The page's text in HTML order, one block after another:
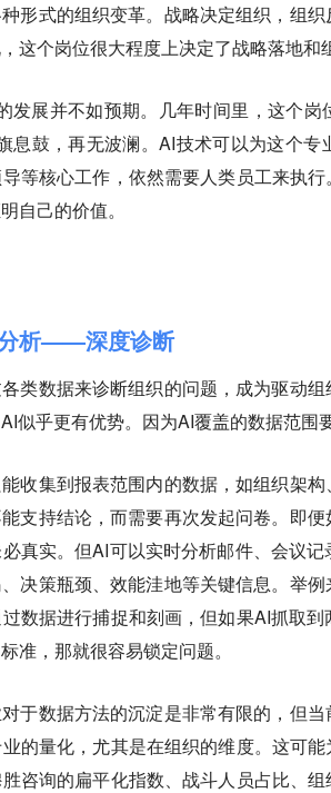
形式的组织变革。战略决定组织，组
这个岗位很大程度上决定了战略落地和
发展并不如预期。几年时间里，这个
息鼓，再无波澜。AI技术可以为这个专
等核心工作，依然需要人类员工来执
自己的价值。
析——深度诊断
类数据来诊断组织的问题，成为驱动
似乎更有优势。因为AI覆盖的数据范围
收集到报表范围内的数据，如组织架
支持结论，而需要再次发起问卷。即
真实。但AI可以实时分析邮件、会议
决策瓶颈、效能洼地等关键信息。举
数据进行捕捉和刻画，但如果AI抓取
准，那就很容易锁定问题。
于数据方法的沉淀是非常有限的，但
的量化，尤其是在组织的维度。这可
咨询的扁平化指数、战斗人员占比、